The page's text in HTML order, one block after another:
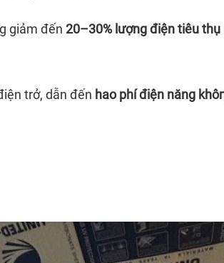
giảm đến 20–30% lượng điện tiêu thụ
trở, dẫn đến hao phí điện năng